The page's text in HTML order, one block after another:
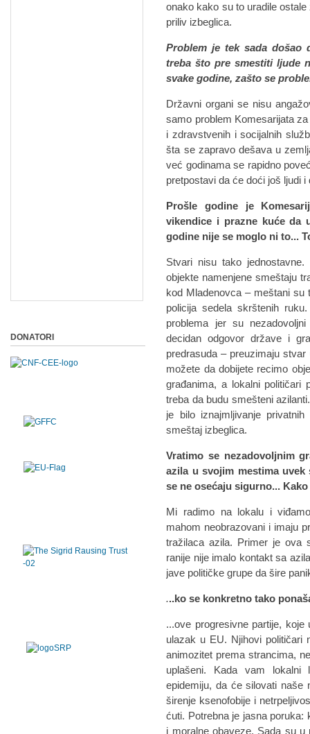
onako kako su to uradile
priliv izbeglica.
Problem je tek sada došao
treba što pre smestiti ljude
svake godine, zašto se
Državni organi se nisu
samo problem Komesarijata
i zdravstvenih i socijalnih
šta se zapravo dešava u
već godinama se rapidno
pretpostavi da će doći još ljudi
Prošle godine je
vikendice i prazne kuće da
godine nije se moglo ni to...
Stvari nisu tako
objekte namenjene smeštaju
kod Mladenovca – meštani su
policija sedela skrštenih
problema jer su
decidan odgovor države i
predrasuda – preuzimaju
možete da dobijete recimo
građanima, a lokalni političari
treba da budu smešteni
je bilo iznajmljivanje
smeštaj izbeglica.
Vratimo se nezadovoljnim
azila u svojim mestima
se ne osećaju sigurno...
Mi radimo na lokalu i
mahom neobrazovani i imaju
tražilaca azila. Primer je ova
ranije nije imalo kontakt sa
jave političke grupe da šire
...ko se konkretno tako
...ove progresivne partije,
ulazak u EU. Njihovi političari
animozitet prema strancima,
uplašeni. Kada vam
epidemiju, da će silovati naše
širenje ksenofobije i
ćuti. Potrebna je jasna
i moralne obaveze. Sada su u
DONATORI